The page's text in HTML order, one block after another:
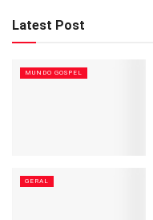
Latest Post
MUNDO GOSPEL
GERAL